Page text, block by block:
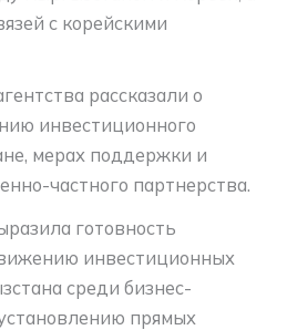
с корейскими
рассказали о
инвестиционного
мерах поддержки и
частного партнерства.
готовность
инвестиционных
среди бизнес-
прямых